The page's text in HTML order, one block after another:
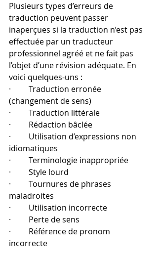
Plusieurs types d’erreurs de
traduction peuvent passer
inaperçues si la traduction n’est pas
effectuée par un traducteur
professionnel agréé et ne fait pas
l’objet d’une révision adéquate. En
voici quelques-uns :
·         Traduction erronée
(changement de sens)
·         Traduction littérale
·         Rédaction bâclée
·         Utilisation d’expressions non
idiomatiques
·         Terminologie inappropriée
·         Style lourd
·         Tournures de phrases
maladroites
·         Utilisation incorrecte
·         Perte de sens
·         Référence de pronom
incorrecte